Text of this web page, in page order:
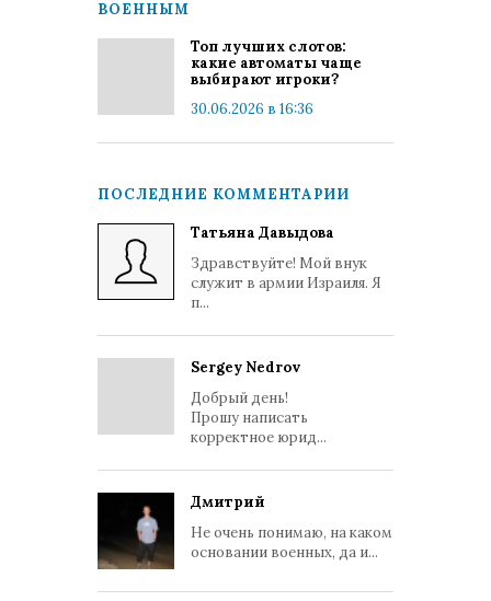
ВОЕННЫМ
Топ лучших слотов:
какие автоматы чаще
выбирают игроки?
30.06.2026 в 16:36
ПОСЛЕДНИЕ КОММЕНТАРИИ
Татьяна Давыдова
Здравствуйте! Мой внук
служит в армии Израиля. Я
п...
Sergey Nedrov
Добрый день!
Прошу написать
корректное юрид...
Дмитрий
Не очень понимаю, на каком
основании военных, да и...